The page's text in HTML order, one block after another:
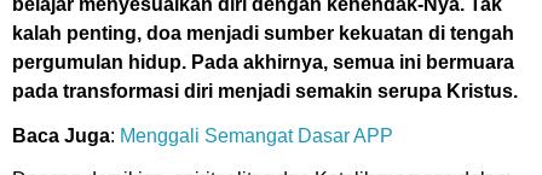
pergumulan hidup. Pada akhirnya, semua ini bermuara
pada transformasi diri menjadi semakin serupa Kristus.
Baca Juga:Menggali Semangat Dasar APP
Dengan demikian, spiritualitas doa Katolik meresap dalam